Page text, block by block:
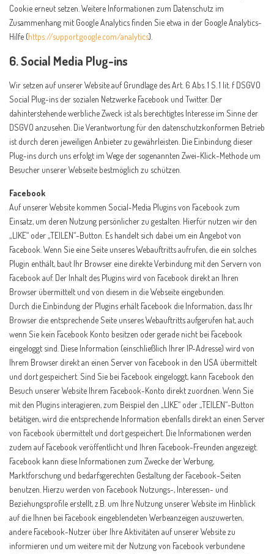
Cookie erneut setzen. Weitere Informationen zum Datenschutz im
Zusammenhang mit Google Analytics finden Sie etwa in der Google Analytics-
Hilfe (https://support.google.com/analytics).
6. Social Media Plug-ins
Wir setzen auf unserer Website auf Grundlage des Art. 6 Abs. 1 S. 1 lit. f DSGVO
Social Plug-ins der sozialen Netzwerke Facebook und Twitter. Der
dahinterstehende werbliche Zweck ist als berechtigtes Interesse im Sinne der
DSGVO anzusehen. Die Verantwortung für den datenschutzkonformen Betrieb
ist durch deren jeweiligen Anbieter zu gewährleisten. Die Einbindung dieser
Plug-ins durch uns erfolgt im Wege der sogenannten Zwei-Klick-Methode um
Besucher unserer Webseite bestmöglich zu schützen.
Facebook
Auf unserer Website kommen Social-Media Plugins von Facebook zum
Einsatz, um deren Nutzung persönlicher zu gestalten. Hierfür nutzen wir den
„LIKE“ oder „TEILEN“-Button. Es handelt sich dabei um ein Angebot von
Facebook. Wenn Sie eine Seite unseres Webauftritts aufrufen, die ein solches
Plugin enthält, baut Ihr Browser eine direkte Verbindung mit den Servern von
Facebook auf. Der Inhalt des Plugins wird von Facebook direkt an Ihren
Browser übermittelt und von diesem in die Webseite eingebunden.
Durch die Einbindung der Plugins erhält Facebook die Information, dass Ihr
Browser die entsprechende Seite unseres Webauftritts aufgerufen hat, auch
wenn Sie kein Facebook Konto besitzen oder gerade nicht bei Facebook
eingeloggt sind. Diese Information (einschließlich Ihrer IP-Adresse) wird von
Ihrem Browser direkt an einen Server von Facebook in den USA übermittelt
und dort gespeichert. Sind Sie bei Facebook eingeloggt, kann Facebook den
Besuch unserer Website Ihrem Facebook-Konto direkt zuordnen. Wenn Sie
mit den Plugins interagieren, zum Beispiel den „LIKE“ oder „TEILEN“-Button
betätigen, wird die entsprechende Information ebenfalls direkt an einen Server
von Facebook übermittelt und dort gespeichert. Die Informationen werden
zudem auf Facebook veröffentlicht und Ihren Facebook-Freunden angezeigt.
Facebook kann diese Informationen zum Zwecke der Werbung,
Marktforschung und bedarfsgerechten Gestaltung der Facebook-Seiten
benutzen. Hierzu werden von Facebook Nutzungs-, Interessen- und
Beziehungsprofile erstellt, z.B. um Ihre Nutzung unserer Website im Hinblick
auf die Ihnen bei Facebook eingeblendeten Werbeanzeigen auszuwerten,
andere Facebook-Nutzer über Ihre Aktivitäten auf unserer Website zu
informieren und um weitere mit der Nutzung von Facebook verbundene